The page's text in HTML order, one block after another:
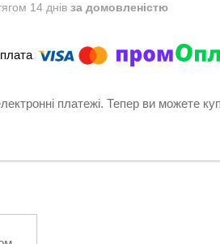
14 днів за домовленістю
платежі. Тепер ви можете